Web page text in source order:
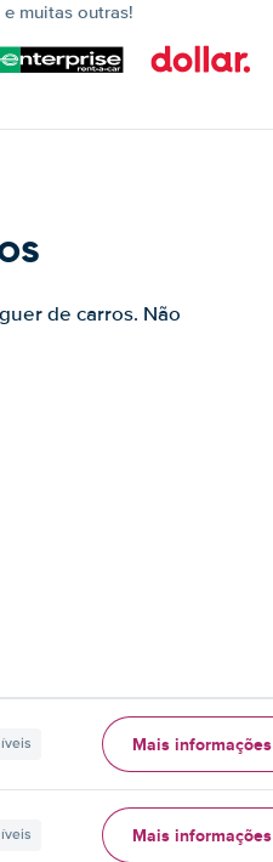
muitas outras!
de carros. Não
Mais informações
Mais informações